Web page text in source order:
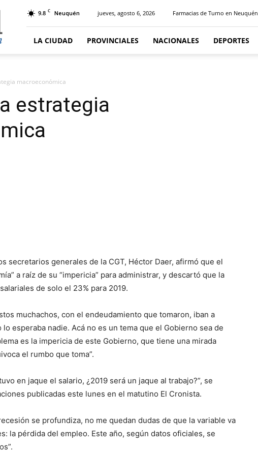
9.8 C Neuquén jueves, agosto 6, 2026 Farmacias de Turno en Neuquén
LA CIUDAD PROVINCIALES NACIONALES DEPORTES
macroeconómica
estrategia
secretarios generales de la CGT, Héctor Daer, afirmó que el
a raíz de su “impericia” para administrar, y descartó que la
de solo el 23% para 2019.
muchachos, con el endeudamiento que tomaron, iban a
esperaba nadie. Acá no es un tema que el Gobierno sea de
es la impericia de este Gobierno, que tiene una mirada
el rumbo que toma”.
en jaque el salario, ¿2019 será un jaque al trabajo?”, se
publicadas este lunes en el matutino El Cronista.
se profundiza, no me quedan dudas de que la variable va
la pérdida del empleo. Este año, según datos oficiales, se